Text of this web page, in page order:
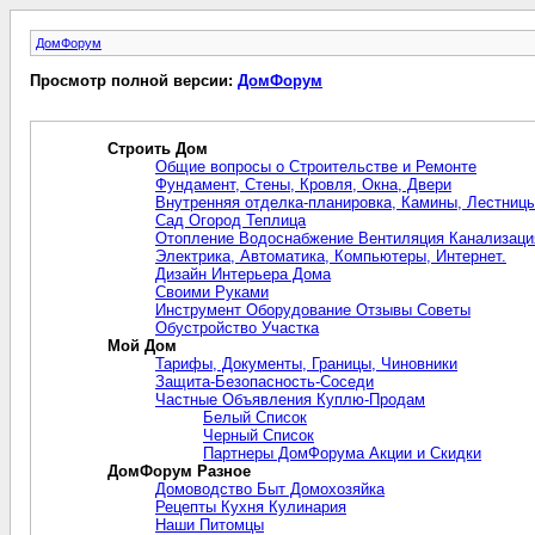
ДомФорум
Просмотр полной версии: ДомФорум
Строить Дом
Общие вопросы о Строительстве и Ремонте
Фундамент, Стены, Кровля, Окна, Двери
Внутренняя отделка-планировка, Камины,
Сад Огород Теплица
Отопление Водоснабжение Вентиляция
Электрика, Автоматика, Компьютеры, Интернет.
Дизайн Интерьера Дома
Своими Руками
Инструмент Оборудование Отзывы Советы
Обустройство Участка
Мой Дом
Тарифы, Документы, Границы, Чиновники
Защита-Безопасность-Соседи
Частные Объявления Куплю-Продам
Белый Список
Черный Список
Партнеры ДомФорума Акции и Скидки
ДомФорум Разное
Домоводство Быт Домохозяйка
Рецепты Кухня Кулинария
Наши Питомцы